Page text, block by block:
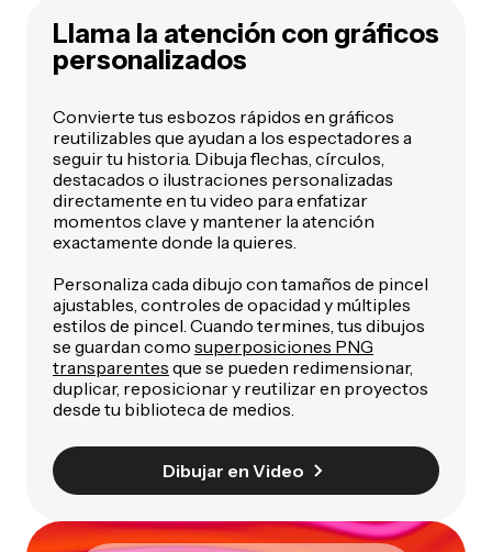
Llama la atención con gráficos
personalizados
Convierte tus esbozos rápidos en gráficos
reutilizables que ayudan a los espectadores a
seguir tu historia. Dibuja flechas, círculos,
destacados o ilustraciones personalizadas
directamente en tu video para enfatizar
momentos clave y mantener la atención
exactamente donde la quieres.
Personaliza cada dibujo con tamaños de pincel
ajustables, controles de opacidad y múltiples
estilos de pincel. Cuando termines, tus dibujos
se guardan como superposiciones PNG
transparentes que se pueden redimensionar,
duplicar, reposicionar y reutilizar en proyectos
desde tu biblioteca de medios.
Dibujar en Video